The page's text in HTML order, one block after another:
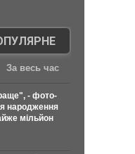
За весь час
- фото-
народження
мільйон